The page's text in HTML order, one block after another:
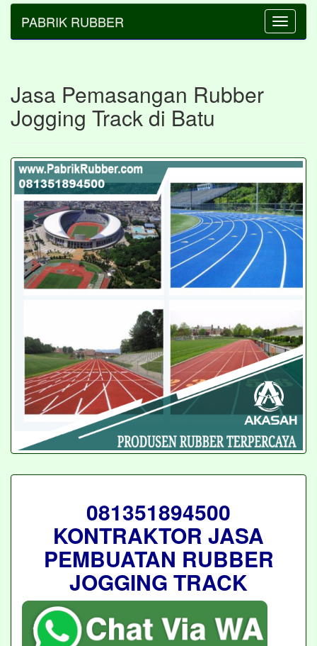
Toggle
PABRIK RUBBER
Jasa Pemasangan Rubber
Jogging Track di Batu
081351894500
KONTRAKTOR JASA
PEMBUATAN RUBBER
JOGGING TRACK